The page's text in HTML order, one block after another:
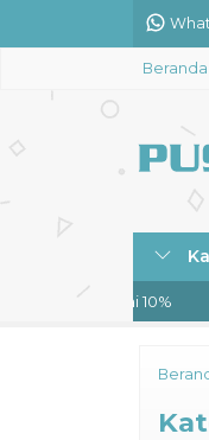
Beranda
mulai 10%